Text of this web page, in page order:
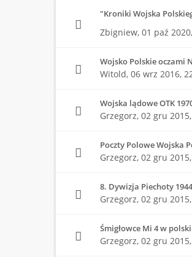
"Kroniki Wojska
Zbigniew, 01 paź
Wojsko Polskie oczami
Witold, 06 wrz 2016,
Wojska lądowe OTK
Grzegorz, 02 gru
Poczty Polowe Wojska
Grzegorz, 02 gru
8. Dywizja Piechoty
Grzegorz, 02 gru
Śmigłowce Mi 4 w
Grzegorz, 02 gru